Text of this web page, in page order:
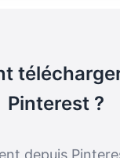
Pinterest ?